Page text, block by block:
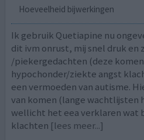
Hoeveelheid bijwerkingen
Ik gebruik Quetiapine nu
dit ivm onrust, mij snel druk en
/piekergedachten (deze
hypochonder/ziekte angst
een vermoeden van autisme.
van komen (lange wachtlijsten
wellicht het eea verklaren wat
klachten [lees meer...]